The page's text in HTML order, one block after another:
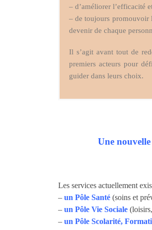
– d’améliorer l’efficacité
– de toujours promouvoir
devenir de chaque
Il s’agit avant tout de
premiers acteurs pour
guider dans leurs choix.
Une
Les services actuellement
– un Pôle Santé (soins et
– un Pôle Vie Sociale
– un Pôle Scolarité,